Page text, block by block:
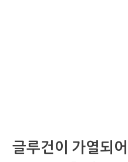
글루건이 가열되